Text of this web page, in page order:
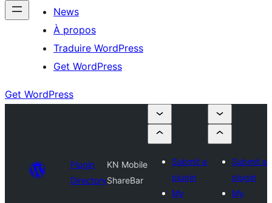
News
À propos
Traduire WordPress
Get WordPress
Get WordPress
Plugin
Directory
KN Mobile
ShareBar
Submit a
plugin
My
Submit a
plugin
My